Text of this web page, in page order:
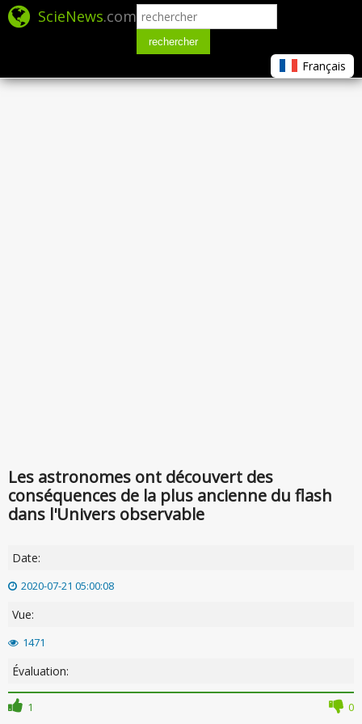
ScieNews.com
rechercher
Français
Les astronomes ont découvert des
conséquences de la plus ancienne du flash
dans l'Univers observable
Date:
2020-07-21 05:00:08
Vue:
1471
Évaluation:
1 0